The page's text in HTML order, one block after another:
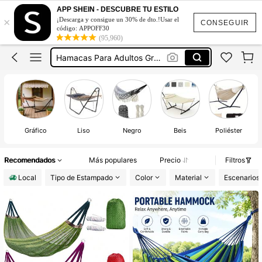
CONSEGUIR
×
APP SHEIN - DESCUBRE TU ESTILO
¡Descarga y consigue un 30% de dto.!Usar el
código: APPOFF30
(95,960)
Amacas Para Adultos Con Base
Amacas Para Adultos
Hamacas
Hamacas Para Adultos Grandes
Amacas Para Adultos Con Base
Amacas Para Adultos
Gráfico Liso Negro Beis Poliéster
Recomendados Más populares Precio
Filtros
Local
Tipo de Estampado Color Material Escenarios